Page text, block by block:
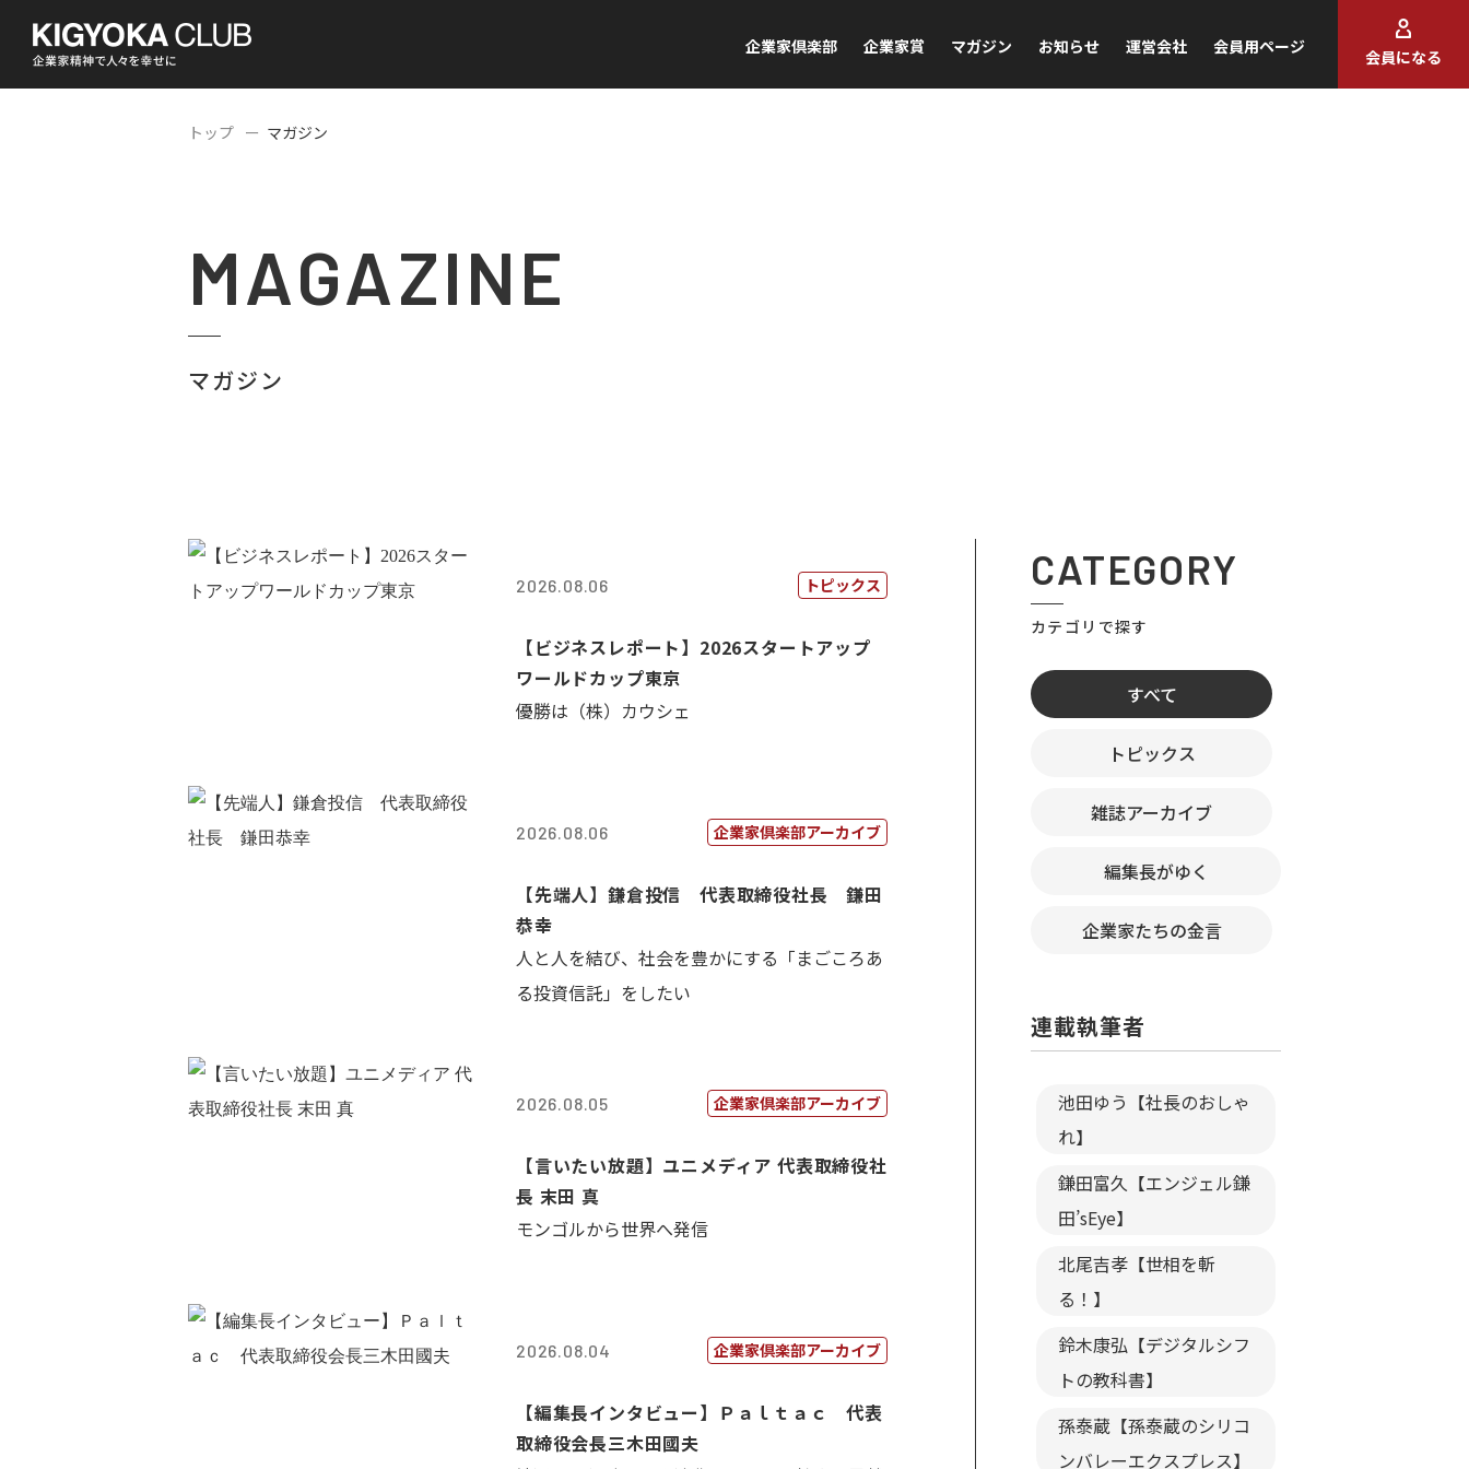
企業家倶楽部 企業家賞 マガジン お知らせ 運営会社 会員用ページ
会員になる
トップ マガジン
MAGAZINE
マガジン
2026.08.06 トピックス
【ビジネスレポート】2026スタートアップ
ワールドカップ東京
優勝は（株）カウシェ
2026.08.06 企業家倶楽部アーカイブ
【先端人】鎌倉投信 代表取締役社長 鎌田
恭幸
人と人を結び、社会を豊かにする「まごころあ
る投資信託」をしたい
2026.08.05 企業家倶楽部アーカイブ
【言いたい放題】ユニメディア 代表取締役社
長 末田 真
モンゴルから世界へ発信
2026.08.04 企業家倶楽部アーカイブ
【編集長インタビュー】Ｐａｌｔａｃ 代表
取締役会長三木田國夫
CATEGORY
カテゴリで探す
すべて
トピックス
雑誌アーカイブ
編集長がゆく
企業家たちの金言
連載執筆者
池田ゆう【社長のおしゃ
れ】
鎌田富久【エンジェル鎌
田’sEye】
北尾吉孝【世相を斬
る！】
鈴木康弘【デジタルシフ
トの教科書】
孫泰蔵【孫泰蔵のシリコ
ンバレーエクスプレス】